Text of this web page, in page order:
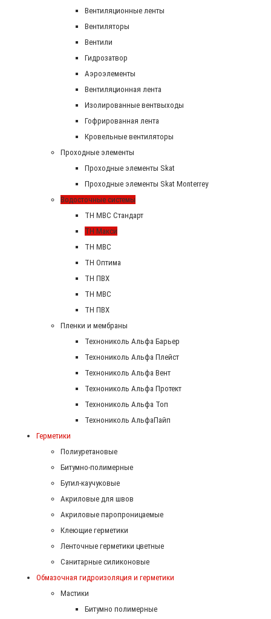
Вентиляционные ленты
Вентиляторы
Вентили
Гидрозатвор
Аэроэлементы
Вентиляционная лента
Изолированные вентвыходы
Гофрированная лента
Кровельные вентиляторы
Проходные элементы
Проходные элементы Skat
Проходные элементы Skat Monterrey
Водосточные системы
TH MBC Стандарт
TH Макси
TH МВС
TH Оптима
TH ПВХ
ТН МВС
ТН ПВХ
Пленки и мембраны
Технониколь Альфа Барьер
Технониколь Альфа Плейст
Технониколь Альфа Вент
Технониколь Альфа Протект
Технониколь Альфа Топ
Технониколь АльфаПайп
Герметики
Полиуретановые
Битумно-полимерные
Бутил-каучуковые
Акриловые для швов
Акриловые паропроницаемые
Клеющие герметики
Ленточные герметики цветные
Санитарные силиконовые
Обмазочная гидроизоляция и герметики
Мастики
Битумно полимерные